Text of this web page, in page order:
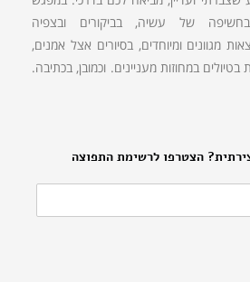
הצטרפו לרשימת התפוצה
של עשיה, בביקורים ובצפיה
מגוונים ומיוחדים, בסיורים אצל אמנים,
במחוזות מעניינים. וכמובן, בכתיבה.